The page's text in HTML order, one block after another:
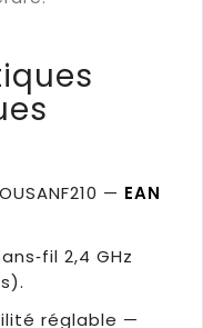
— EAN
2,4 GHz
réglable —